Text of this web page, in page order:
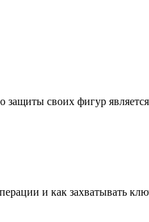
своих фигур
и как захватывать